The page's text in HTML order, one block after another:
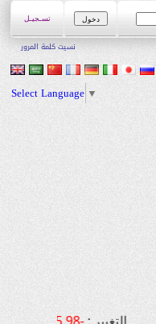
تسـجيـل
نسيت كلمة المرور
Select Language ▼